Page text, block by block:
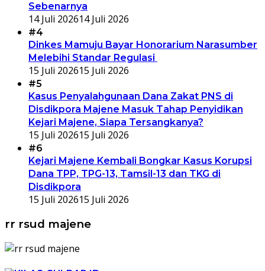
Sebenarnya
14 Juli 202614 Juli 2026
#4
Dinkes Mamuju Bayar Honorarium Narasumber
Melebihi Standar Regulasi
15 Juli 202615 Juli 2026
#5
Kasus Penyalahgunaan Dana Zakat PNS di
Disdikpora Majene Masuk Tahap Penyidikan
Kejari Majene, Siapa Tersangkanya?
15 Juli 202615 Juli 2026
#6
Kejari Majene Kembali Bongkar Kasus Korupsi
Dana TPP, TPG-13, Tamsil-13 dan TKG di
Disdikpora
15 Juli 202615 Juli 2026
rr rsud majene